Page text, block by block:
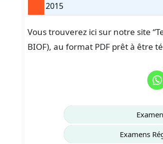
2015
Vous trouverez ici sur notre site
BIOF), au format PDF prêt à être
Examens